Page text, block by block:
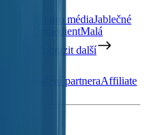
Kontakt pro médiaJablečné
/ expedientMalá
Zobrazit další
Přihlášení partneraAffiliate